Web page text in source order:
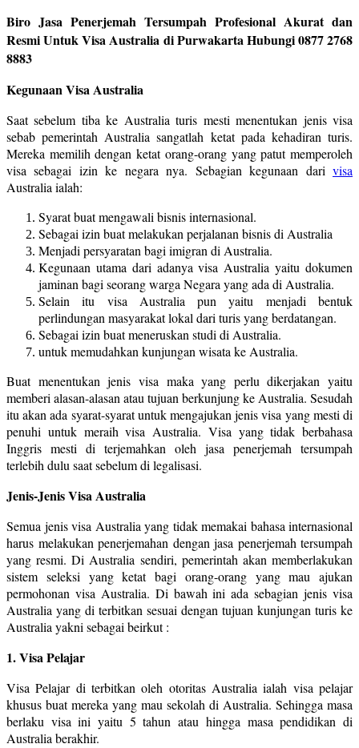
Biro Jasa Penerjemah Tersumpah Profesional Akurat dan
Resmi Untuk Visa Australia di Purwakarta Hubungi 0877 2768
8883
Kegunaan Visa Australia
Saat sebelum tiba ke Australia turis mesti menentukan jenis visa
sebab pemerintah Australia sangatlah ketat pada kehadiran turis.
Mereka memilih dengan ketat orang-orang yang patut memperoleh
visa sebagai izin ke negara nya. Sebagian kegunaan dari visa
Australia ialah:
Syarat buat mengawali bisnis internasional.
Sebagai izin buat melakukan perjalanan bisnis di Australia
Menjadi persyaratan bagi imigran di Australia.
Kegunaan utama dari adanya visa Australia yaitu dokumen
jaminan bagi seorang warga Negara yang ada di Australia.
Selain itu visa Australia pun yaitu menjadi bentuk
perlindungan masyarakat lokal dari turis yang berdatangan.
Sebagai izin buat meneruskan studi di Australia.
untuk memudahkan kunjungan wisata ke Australia.
Buat menentukan jenis visa maka yang perlu dikerjakan yaitu
memberi alasan-alasan atau tujuan berkunjung ke Australia. Sesudah
itu akan ada syarat-syarat untuk mengajukan jenis visa yang mesti di
penuhi untuk meraih visa Australia. Visa yang tidak berbahasa
Inggris mesti di terjemahkan oleh jasa penerjemah tersumpah
terlebih dulu saat sebelum di legalisasi.
Jenis-Jenis Visa Australia
Semua jenis visa Australia yang tidak memakai bahasa internasional
harus melakukan penerjemahan dengan jasa penerjemah tersumpah
yang resmi. Di Australia sendiri, pemerintah akan memberlakukan
sistem seleksi yang ketat bagi orang-orang yang mau ajukan
permohonan visa Australia. Di bawah ini ada sebagian jenis visa
Australia yang di terbitkan sesuai dengan tujuan kunjungan turis ke
Australia yakni sebagai beirkut :
1. Visa Pelajar
Visa Pelajar di terbitkan oleh otoritas Australia ialah visa pelajar
khusus buat mereka yang mau sekolah di Australia. Sehingga masa
berlaku visa ini yaitu 5 tahun atau hingga masa pendidikan di
Australia berakhir.